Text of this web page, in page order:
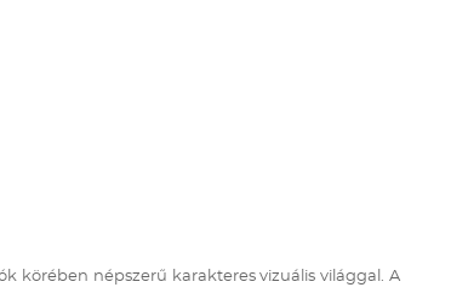
körében népszerű karakteres vizuális világgal. A